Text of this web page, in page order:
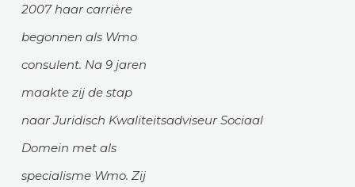
2007 haar carrière
begonnen als Wmo
consulent. Na 9 jaren
maakte zij de stap
naar Juridisch Kwaliteitsadviseur Sociaal
Domein met als
specialisme Wmo. Zij